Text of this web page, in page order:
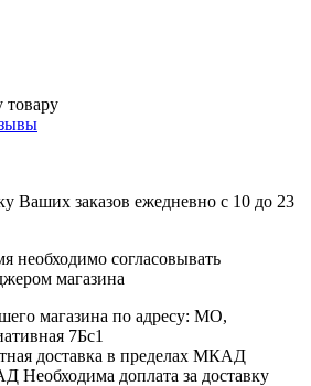
товару
Ваших заказов ежедневно с 10 до 23
необходимо согласовывать
магазина
магазина по адресу: МО,
7Бс1
доставка в пределах МКАД
Необходима доплата за доставку